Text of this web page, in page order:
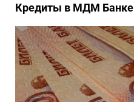
Кредиты в МДМ Банке